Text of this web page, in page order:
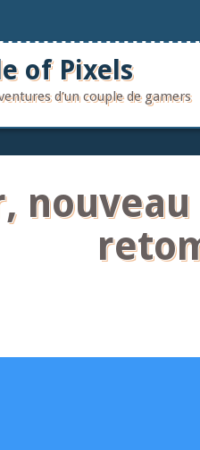
of Pixels
d'un couple de gamers